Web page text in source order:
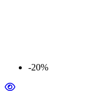
-20%